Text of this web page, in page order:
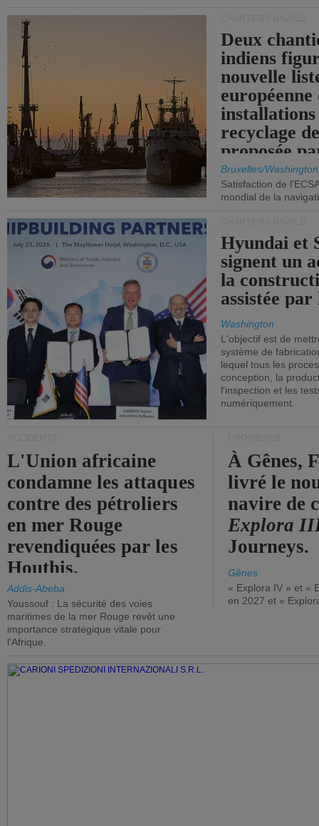
Deux
indiens
nouvelle
européenne
installations
recyclage
proposée
Bruxelles/Washington
Satisfaction de
mondial de la
Hyundai et
signent un
la
assistée
Washington
L'objectif est de
système de
lequel tous les
conception, la
l'inspection et les
numériquement.
L'Union africaine
condamne les attaques
contre des pétroliers
en mer Rouge
revendiquées par les
Houthis.
Addis-Abeba
Youssouf : La sécurité des voies
maritimes de la mer Rouge revêt une
importance stratégique vitale pour
l'Afrique.
À Gênes,
livré le
navire de
Explora
Journeys.
Gênes
« Explora IV » et «
en 2027 et «